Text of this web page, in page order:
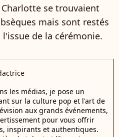
se trouvaient
mais sont restés
de la cérémonie.
les médias, je pose un
sur la culture pop et l'art de
aux grands événements,
pour vous offrir
inspirants et authentiques.